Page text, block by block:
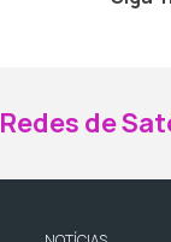
Redes de